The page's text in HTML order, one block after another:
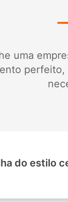
uma
do estilo